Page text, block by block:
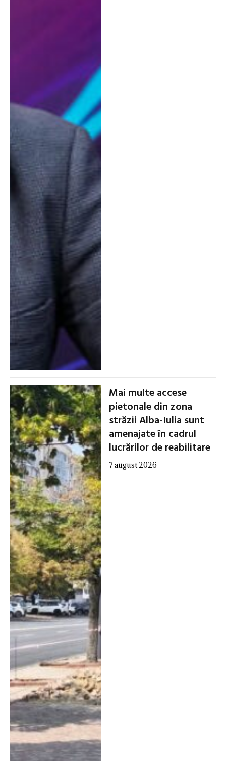
Mai multe accese
pietonale din zona
străzii Alba-Iulia sunt
amenajate în cadrul
lucrărilor de reabilitare
7 august 2026